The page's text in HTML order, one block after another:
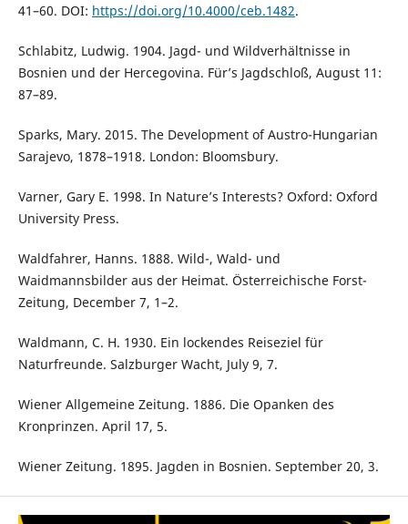
41–60. DOI: https://doi.org/10.4000/ceb.1482.
Schlabitz, Ludwig. 1904. Jagd- und Wildverhältnisse in
Bosnien und der Hercegovina. Für’s Jagdschloß, August 11:
87–89.
Sparks, Mary. 2015. The Development of Austro-Hungarian
Sarajevo, 1878–1918. London: Bloomsbury.
Varner, Gary E. 1998. In Nature’s Interests? Oxford: Oxford
University Press.
Waldfahrer, Hanns. 1888. Wild-, Wald- und
Waidmannsbilder aus der Heimat. Österreichische Forst-
Zeitung, December 7, 1–2.
Waldmann, C. H. 1930. Ein lockendes Reiseziel für
Naturfreunde. Salzburger Wacht, July 9, 7.
Wiener Allgemeine Zeitung. 1886. Die Opanken des
Kronprinzen. April 17, 5.
Wiener Zeitung. 1895. Jagden in Bosnien. September 20, 3.